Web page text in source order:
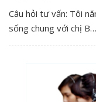
Câu hỏi tư vấn: Tôi
sống chung với chị B…